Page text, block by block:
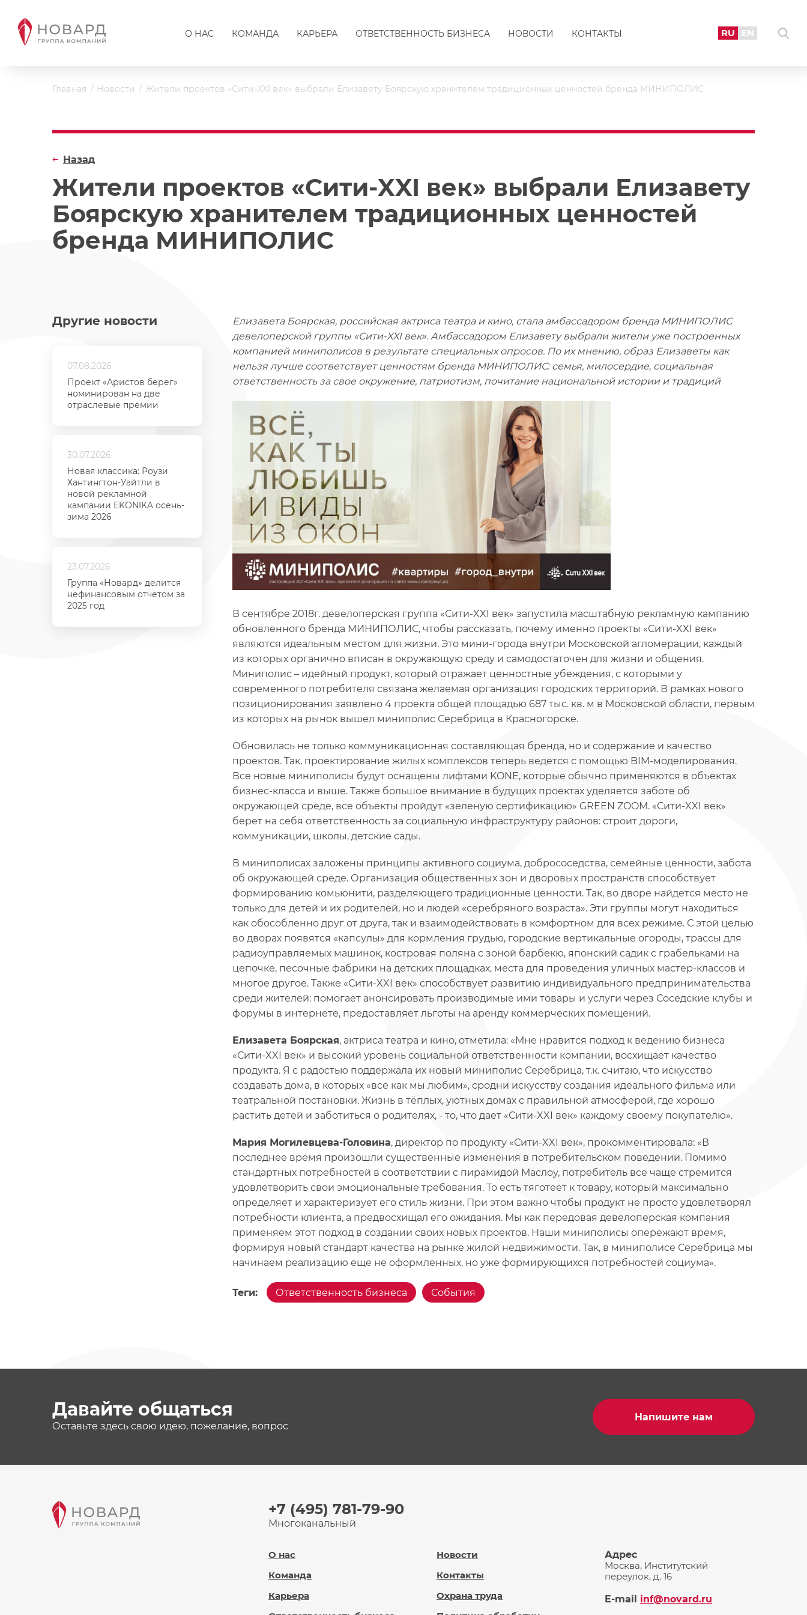
О НАС КОМАНДА КАРЬЕРА ОТВЕТСТВЕННОСТЬ БИЗНЕСА НОВОСТИ КОНТАКТЫ RU EN
Главная Новости Жители проектов «Сити-XXI век» выбрали Елизавету Боярскую хранителем традиционных ценностей бренда МИНИПОЛИС
Жители проектов «Сити-XXI век» выбрали Елизавету
Боярскую хранителем традиционных ценностей
бренда МИНИПОЛИС
Назад
Другие новости
07.08.2026
Проект «Аристов берег»
номинирован на две
отраслевые премии
30.07.2026
Новая классика: Роузи
Хантингтон-Уайтли в
новой рекламной
кампании EKONIKA осень-
зима 2026
23.07.2026
Группа «Новард» делится
нефинансовым отчётом за
2025 год
Елизавета Боярская, российская актриса театра и кино, стала амбассадором бренда МИНИПОЛИС
девелоперской группы «Сити-XXI век». Амбассадором Елизавету выбрали жители уже построенных
компанией миниполисов в результате специальных опросов. По их мнению, образ Елизаветы как
нельзя лучше соответствует ценностям бренда МИНИПОЛИС: семья, милосердие, социальная
ответственность за свое окружение, патриотизм, почитание национальной истории и традиций
В сентябре 2018г. девелоперская группа «Сити-XXI век» запустила масштабную рекламную кампанию
обновленного бренда МИНИПОЛИС, чтобы рассказать, почему именно проекты «Сити-XXI век»
являются идеальным местом для жизни. Это мини-города внутри Московской агломерации, каждый
из которых органично вписан в окружающую среду и самодостаточен для жизни и общения.
Миниполис – идейный продукт, который отражает ценностные убеждения, с которыми у
современного потребителя связана желаемая организация городских территорий. В рамках нового
позиционирования заявлено 4 проекта общей площадью 687 тыс. кв. м в Московской области, первым
из которых на рынок вышел миниполис Серебрица в Красногорске.
Обновилась не только коммуникационная составляющая бренда, но и содержание и качество
проектов. Так, проектирование жилых комплексов теперь ведется с помощью BIM-моделирования.
Все новые миниполисы будут оснащены лифтами KONE, которые обычно применяются в объектах
бизнес-класса и выше. Также большое внимание в будущих проектах уделяется заботе об
окружающей среде, все объекты пройдут «зеленую сертификацию» GREEN ZOOM. «Сити-XXI век»
берет на себя ответственность за социальную инфраструктуру районов: строит дороги,
коммуникации, школы, детские сады.
В миниполисах заложены принципы активного социума, добрососедства, семейные ценности, забота
об окружающей среде. Организация общественных зон и дворовых пространств способствует
формированию комьюнити, разделяющего традиционные ценности. Так, во дворе найдется место не
только для детей и их родителей, но и людей «серебряного возраста». Эти группы могут находиться
как обособленно друг от друга, так и взаимодействовать в комфортном для всех режиме. С этой целью
во дворах появятся «капсулы» для кормления грудью, городские вертикальные огороды, трассы для
радиоуправляемых машинок, костровая поляна с зоной барбекю, японский садик с грабельками на
цепочке, песочные фабрики на детских площадках, места для проведения уличных мастер-классов и
многое другое. Также «Сити-XXI век» способствует развитию индивидуального предпринимательства
среди жителей: помогает анонсировать производимые ими товары и услуги через Соседские клубы и
форумы в интернете, предоставляет льготы на аренду коммерческих помещений.
Елизавета Боярская, актриса театра и кино, отметила: «Мне нравится подход к ведению бизнеса
«Сити-XXI век» и высокий уровень социальной ответственности компании, восхищает качество
продукта. Я с радостью поддержала их новый миниполис Серебрица, т.к. считаю, что искусство
создавать дома, в которых «все как мы любим», сродни искусству создания идеального фильма или
театральной постановки. Жизнь в тёплых, уютных домах с правильной атмосферой, где хорошо
растить детей и заботиться о родителях, - то, что дает «Сити-XXI век» каждому своему покупателю».
Мария Могилевцева-Головина, директор по продукту «Сити-XXI век», прокомментировала: «В
последнее время произошли существенные изменения в потребительском поведении. Помимо
стандартных потребностей в соответствии с пирамидой Маслоу, потребитель все чаще стремится
удовлетворить свои эмоциональные требования. То есть тяготеет к товару, который максимально
определяет и характеризует его стиль жизни. При этом важно чтобы продукт не просто удовлетворял
потребности клиента, а предвосхищал его ожидания. Мы как передовая девелоперская компания
применяем этот подход в создании своих новых проектов. Наши миниполисы опережают время,
формируя новый стандарт качества на рынке жилой недвижимости. Так, в миниполисе Серебрица мы
начинаем реализацию еще не оформленных, но уже формирующихся потребностей социума».
Теги: Ответственность бизнеса События
Давайте общаться
Оставьте здесь свою идею, пожелание, вопрос
Напишите нам
+7 (495) 781-79-90
Многоканальный
О нас
Команда
Карьера
Новости
Контакты
Охрана труда
Адрес
Москва, Институтский
переулок, д. 16
E-mail inf@novard.ru